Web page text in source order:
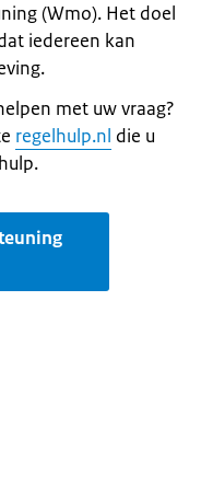
(Wmo). Het doel
iedereen kan
met uw vraag?
regelhulp.nl die u